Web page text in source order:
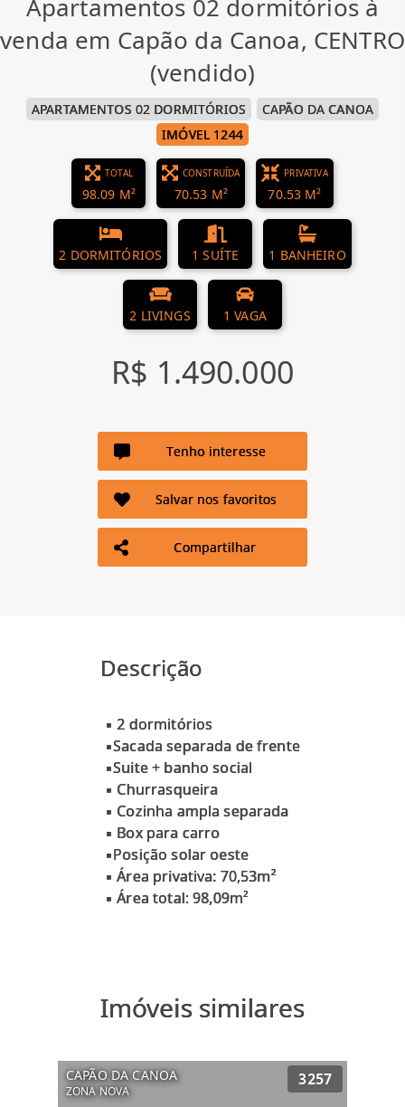
Apartamentos 02 dormitórios à
venda em Capão da Canoa, CENTRO
(vendido)
APARTAMENTOS 02 DORMITÓRIOS
CAPÃO DA CANOA
IMÓVEL 1244
TOTAL
98.09 M²
CONSTRUÍDA
70.53 M²
PRIVATIVA
70.53 M²
2 DORMITÓRIOS 1 SUÍTE 1 BANHEIRO
2 LIVINGS 1 VAGA
R$ 1.490.000
Tenho interesse
Salvar nos favoritos
Compartilhar
Descrição
▪ 2 dormitórios
▪Sacada separada de frente
▪Suite + banho social
▪ ⁠Churrasqueira
▪ Cozinha ampla separada
▪ Box para carro
▪Posição solar oeste
▪ Área privativa: 70,53m²
Imóveis similares
CAPÃO DA CANOA
ZONA NOVA
3257